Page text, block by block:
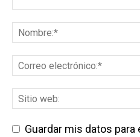
Guardar mis datos